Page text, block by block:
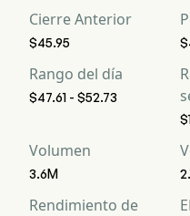
2 fuerte venta
Cierre Anterior
$45.95
Rango del día
$47.61 - $52.73
Volumen
3.6M
Rendimiento de